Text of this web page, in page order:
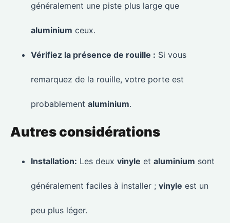
généralement une piste plus large que
aluminium ceux.
Vérifiez la présence de rouille : Si vous
remarquez de la rouille, votre porte est
probablement aluminium.
Autres considérations
Installation: Les deux vinyle et aluminium sont
généralement faciles à installer ; vinyle est un
peu plus léger.